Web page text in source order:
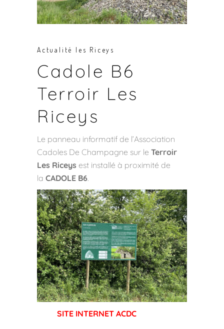
Actualité les Riceys
Cadole B6
Terroir Les
Riceys
Le panneau informatif de l’Association
Cadoles De Champagne sur le Terroir
Les Riceys est installé à proximité de
la CADOLE B6.
SITE INTERNET ACDC